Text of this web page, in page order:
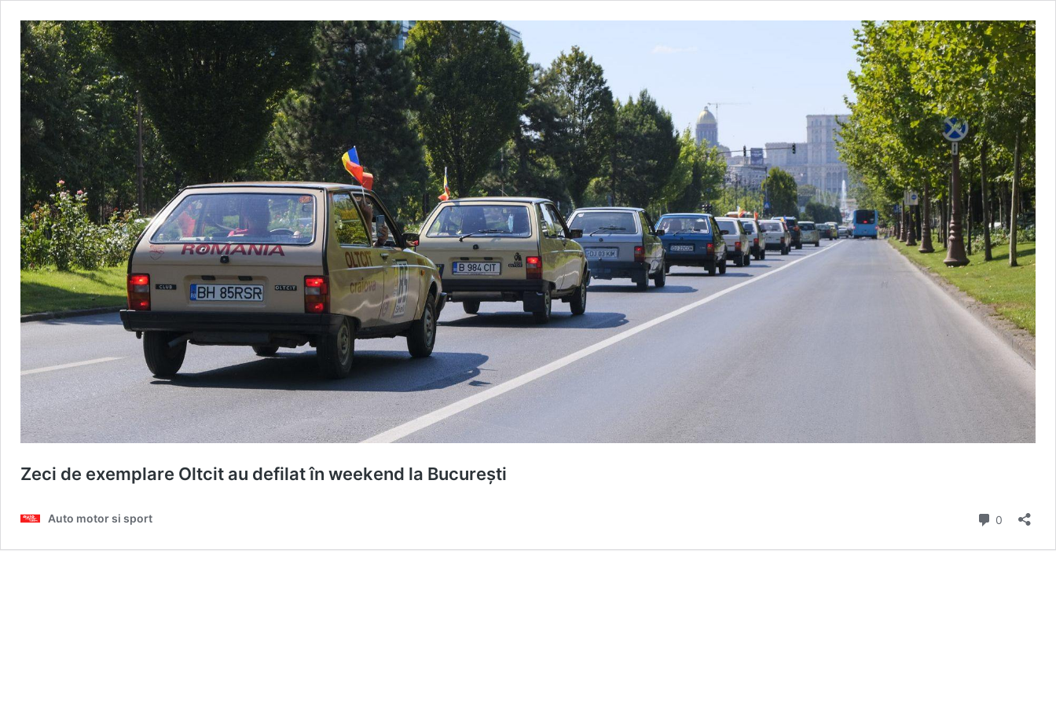
Zeci de exemplare Oltcit au defilat în weekend la București
Auto motor si sport 0 Comments